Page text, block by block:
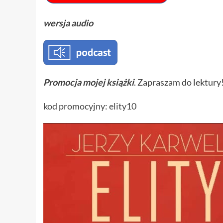
wersja audio
Promocja mojej książki. Zapraszam do
kod promocyjny: elity10